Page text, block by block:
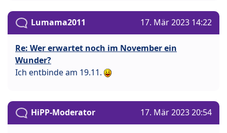
Lumama2011 17. Mär 2023 14:22
Re: Wer erwartet noch im November ein
Wunder?
Ich entbinde am 19.11.
HiPP-Moderator 17. Mär 2023 20:54